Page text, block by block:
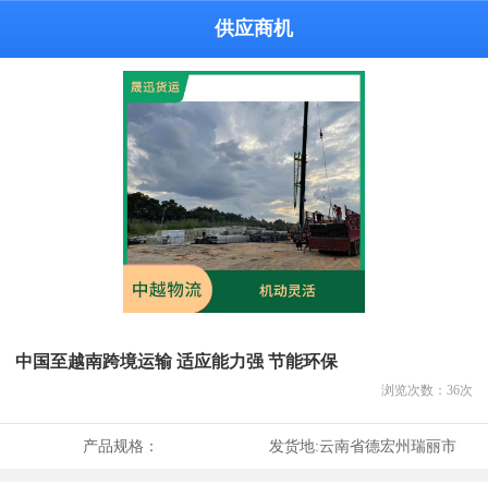
供应商机
中国至越南跨境运输 适应能力强 节能环保
浏览次数： 36次
产品规格： 发货地:云南省德宏州瑞丽市